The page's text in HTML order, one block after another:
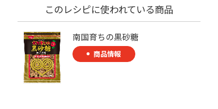
このレシピに使われている商品
南国育ちの黒砂糖
商品情報